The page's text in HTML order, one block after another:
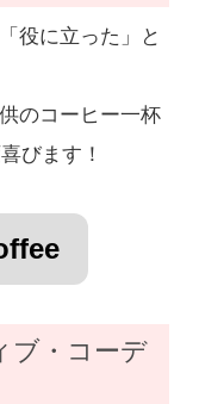
役に立った」と
のコーヒー一杯
びます！
ブ・コーデ